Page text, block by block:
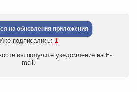
на обновления приложения
подписались: 1
вы получите уведомление на E-
mail.